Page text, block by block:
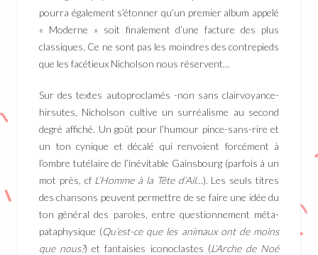
pourra également s’étonner qu’un premier album appelé
« Moderne » soit finalement d’une facture des plus
classiques. Ce ne sont pas les moindres des contrepieds
que les facétieux Nicholson nous réservent…
Sur des textes autoproclamés -non sans clairvoyance-
hirsutes, Nicholson cultive un surréalisme au second
degré affiché. Un goût pour l’humour pince-sans-rire et
un ton cynique et décalé qui renvoient forcément à
l’ombre tutélaire de l’inévitable Gainsbourg (parfois à un
mot près, cf L’Homme à la Tête d’Ail…). Les seuls titres
des chansons peuvent permettre de se faire une idée du
ton général des paroles, entre questionnement méta-
pataphysique (Qu’est-ce que les animaux ont de moins
que nous?) et fantaisies iconoclastes (L’Arche de Noé